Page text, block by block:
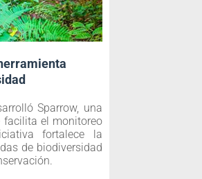
Sparrow, una
facilita el monitoreo
fortalece la
de biodiversidad